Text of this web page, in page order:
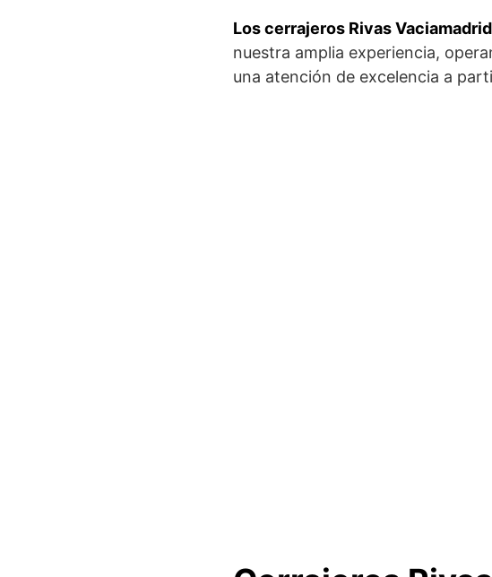
Los cerrajeros Rivas
nuestra amplia experiencia,
una atención de excelencia a